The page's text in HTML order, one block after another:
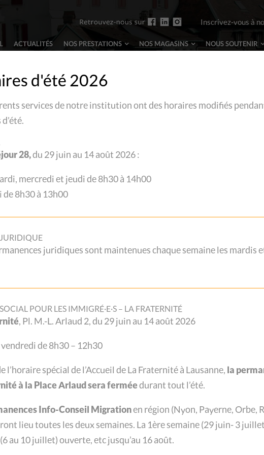
Inscrivez-vous à
ACTUALITÉS NOS PRESTATIONS NOS MAGASINS NOUSSOUTENIR
la pandémie de Covid-19
tenaient à Lausanne leur conférence de presse
pandémie du point de vue social – à partir de leur
consultés durant cette dernière année.
d'été 2026
services de notre institution ont des horaires modifiés
28,du 29 juin au 14 août 2026 :
mercredi et jeudi de 8h30 à 14h00
de 8h30 à 13h00
juridiques sont maintenues chaque semaine les mardis
POUR LES IMMIGRÉ·E·S – LA FRATERNITÉ
, Pl. M.-L. Arlaud 2, du 29 juin au 14 août 2026
de 8h30 – 12h30
l’horaire spécial de l’Accueil de La Fraternité à Lausanne, la
à la Place Arlaud sera ferméedurant tout l’été.
Info-Conseil Migrationen région (Nyon, Payerne, Orbe,
lieu toutes les deux semaines. La 1ère semaine (29 juin- 3
au 10 juillet) ouverte, etc jusqu’au 16 août.